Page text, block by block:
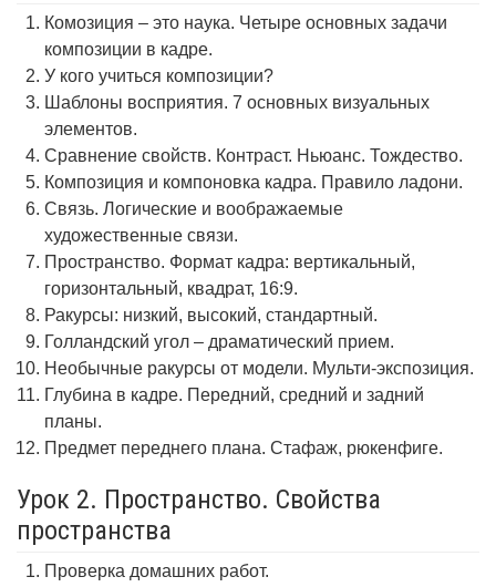
Комозиция – это наука. Четыре основных задачи
композиции в кадре.
У кого учиться композиции?
Шаблоны восприятия. 7 основных визуальных
элементов.
Сравнение свойств. Контраст. Ньюанс. Тождество.
Композиция и компоновка кадра. Правило ладони.
Связь. Логические и воображаемые
художественные связи.
Пространство. Формат кадра: вертикальный,
горизонтальный, квадрат, 16:9.
Ракурсы: низкий, высокий, стандартный.
Голландский угол – драматический прием.
Необычные ракурсы от модели. Мульти-экспозиция.
Глубина в кадре. Передний, средний и задний
планы.
Предмет переднего плана. Стафаж, рюкенфиге.
Урок 2. Пространство. Свойства
пространства
Проверка домашних работ.